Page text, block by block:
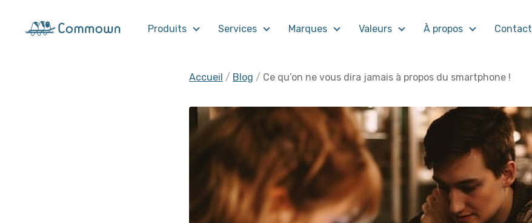
Produits Services Marques Valeurs À propos Contact
Accueil Blog Ce qu’on ne vous dira jamais à propos du smartphone !